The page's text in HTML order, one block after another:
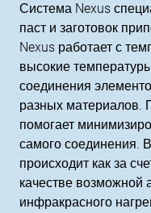
Система Nexus
паст и заготовок
Nexus работает с
высокие
соединения
разных материалов.
помогает
самого соединения.
происходит как за
качестве возможной
инфракрасного